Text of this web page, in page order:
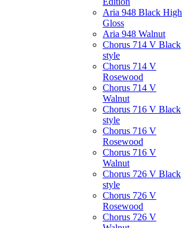
Aria 948 Black High
Gloss
Aria 948 Walnut
Chorus 714 V Black
style
Chorus 714 V
Rosewood
Chorus 714 V
Walnut
Chorus 716 V Black
style
Chorus 716 V
Rosewood
Chorus 716 V
Walnut
Chorus 726 V Black
style
Chorus 726 V
Rosewood
Chorus 726 V